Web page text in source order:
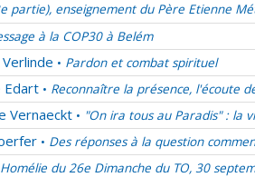
partie), enseignement du Père Etienne
à la COP30 à Belém
• Pardon et combat spirituel
Edart • Reconnaître la présence, l'écoute
Vernaeckt • "On ira tous au Paradis" : la
• Des réponses à la question
Homélie du 26e Dimanche du TO, 30